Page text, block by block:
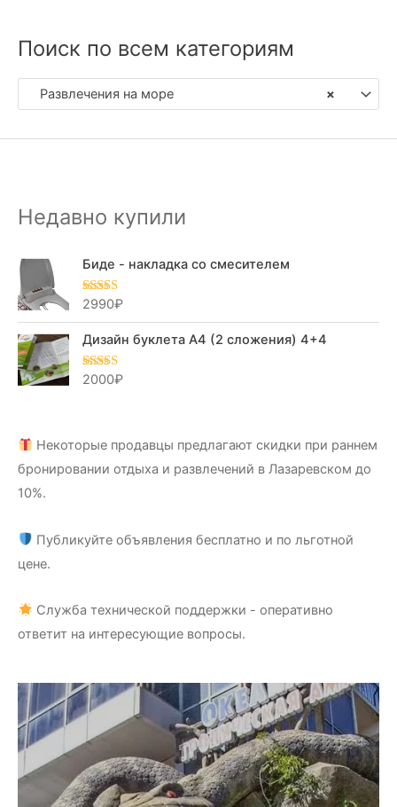
Поиск по всем категориям
×
Развлечения на море
Недавно купили
Биде - накладка со смесителем
Оценка
2990₽
Дизайн буклета А4 (2 сложения) 4+4
Оценка
2000₽
Некоторые продавцы предлагают скидки при раннем
бронировании отдыха и развлечений в Лазаревском до
10%.
Публикуйте объявления бесплатно и по льготной
цене.
Служба технической поддержки - оперативно
ответит на интересующие вопросы.